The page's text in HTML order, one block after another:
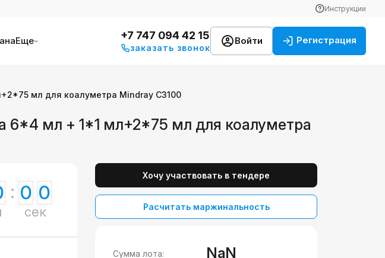
Инструкции
Еще +7 747 094 42 15
заказать звонок
Войти Регистрация
мл для коалуметра Mindray C3100
6*4 мл + 1*1 мл+2*75 мл для коалуметра
0 0
сек
Хочу участвовать в тендере
Расчитать маржинальность
Сумма лота: NaN